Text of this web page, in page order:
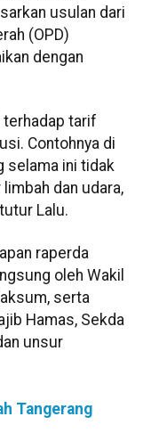
usulan dari
(OPD)
dengan
terhadap tarif
Contohnya di
selama ini tidak
dan udara,
Lalu.
raperda
oleh Wakil
serta
Hamas, Sekda
unsur
Tangerang